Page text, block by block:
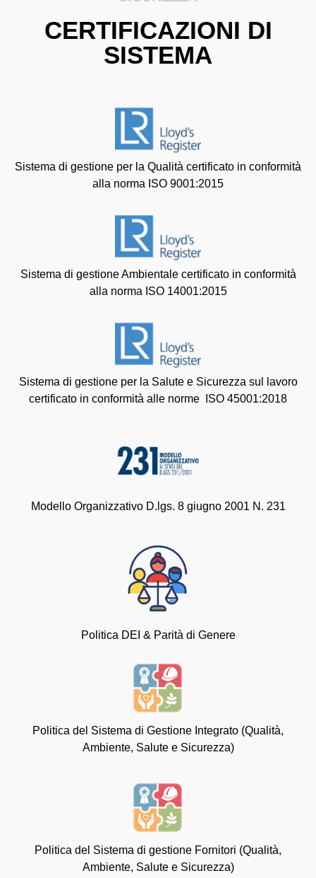
CERTIFICAZIONI DI
SISTEMA
Sistema di gestione per la Qualità certificato in conformità
alla norma ISO 9001:2015
Sistema di gestione Ambientale certificato in conformità
alla norma ISO 14001:2015
Sistema di gestione per la Salute e Sicurezza sul lavoro
certificato in conformità alle norme ISO 45001:2018
Modello Organizzativo D.lgs. 8 giugno 2001 N. 231
Politica DEI & Parità di Genere
Politica del Sistema di Gestione Integrato (Qualità,
Ambiente, Salute e Sicurezza)
Politica del Sistema di gestione Fornitori (Qualità,
Ambiente, Salute e Sicurezza)